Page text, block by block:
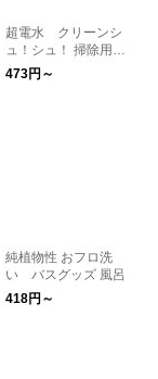
超電水 クリーンシ
ュ！シュ！ 掃除用品
キッチン用品 生活雑
貨 日本製 除菌 洗浄
473円～
純植物性 おフロ洗
い バスグッズ 風呂
418円～